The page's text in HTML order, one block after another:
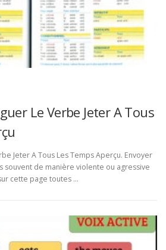
Le Verbe Jeter A Tous
Jeter A Tous Les Temps Aperçu. Envoyer
souvent de manière violente ou agressive
cette page toutes …